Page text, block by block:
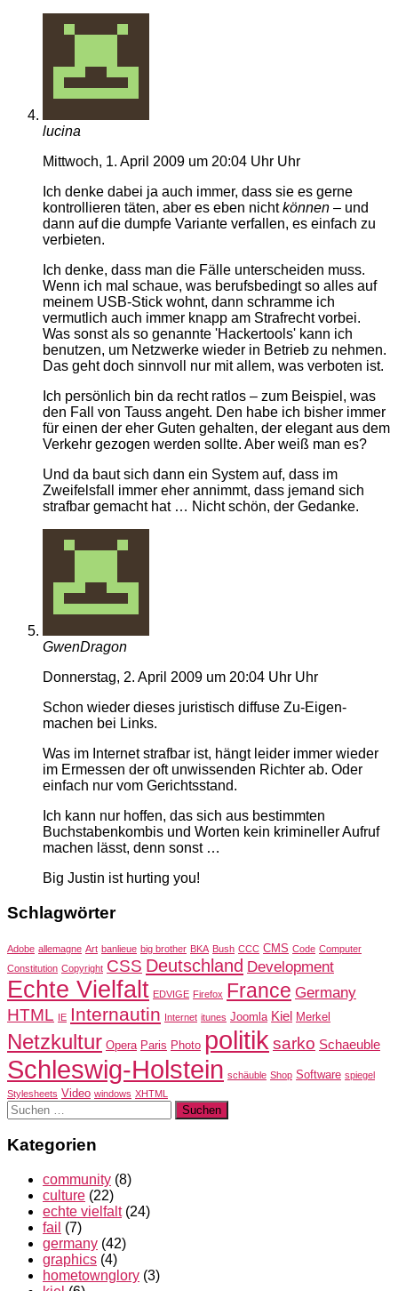
lucina
Mittwoch, 1. April 2009 um 20:04 Uhr Uhr
Ich denke dabei ja auch immer, dass sie es gerne
kontrollieren täten, aber es eben nichtkönnen – und
dann auf die dumpfe Variante verfallen, es einfach zu
verbieten.
Ich denke, dass man die Fälle unterscheiden muss.
Wenn ich mal schaue, was berufsbedingt so alles auf
meinem USB-Stick wohnt, dann schramme ich
vermutlich auch immer knapp am Strafrecht vorbei.
Was sonst als so genannte 'Hackertools' kann ich
benutzen, um Netzwerke wieder in Betrieb zu nehmen.
Das geht doch sinnvoll nur mit allem, was verboten ist.
Ich persönlich bin da recht ratlos – zum Beispiel, was
den Fall von Tauss angeht. Den habe ich bisher immer
für einen der eher Guten gehalten, der elegant aus dem
Verkehr gezogen werden sollte. Aber weiß man es?
Und da baut sich dann ein System auf, dass im
Zweifelsfall immer eher annimmt, dass jemand sich
strafbar gemacht hat … Nicht schön, der Gedanke.
GwenDragon
Donnerstag, 2. April 2009 um 20:04 Uhr Uhr
Schon wieder dieses juristisch diffuse Zu-Eigen-
machen bei Links.
Was im Internet strafbar ist, hängt leider immer wieder
im Ermessen der oft unwissenden Richter ab. Oder
einfach nur vom Gerichtsstand.
Ich kann nur hoffen, das sich aus bestimmten
Buchstabenkombis und Worten kein krimineller Aufruf
machen lässt, denn sonst …
Big Justin ist hurting you!
Schlagwörter
Adobe allemagne Art banlieue big brother BKA Bush CCC CMS Code Computer
Constitution Copyright CSS Deutschland Development
Echte Vielfalt EDVIGE Firefox France Germany
HTML IE Internautin Internet itunes Joomla Kiel Merkel
Netzkultur Opera Paris Photo politik sarko Schaeuble
Schleswig-Holstein schäuble Shop Software spiegel
Stylesheets Video windows XHTML
Suchen
nach:
Kategorien
community (8)
culture (22)
echte vielfalt(24)
fail (7)
germany (42)
graphics (4)
hometownglory (3)